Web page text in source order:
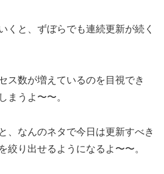
くと、ずぼらでも連続更新が続く
ス数が増えているのを目視でき
まうよ〜〜。
、なんのネタで今日は更新すべき
絞り出せるようになるよ〜〜。